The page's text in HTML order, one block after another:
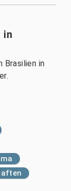
in
Brasilien in